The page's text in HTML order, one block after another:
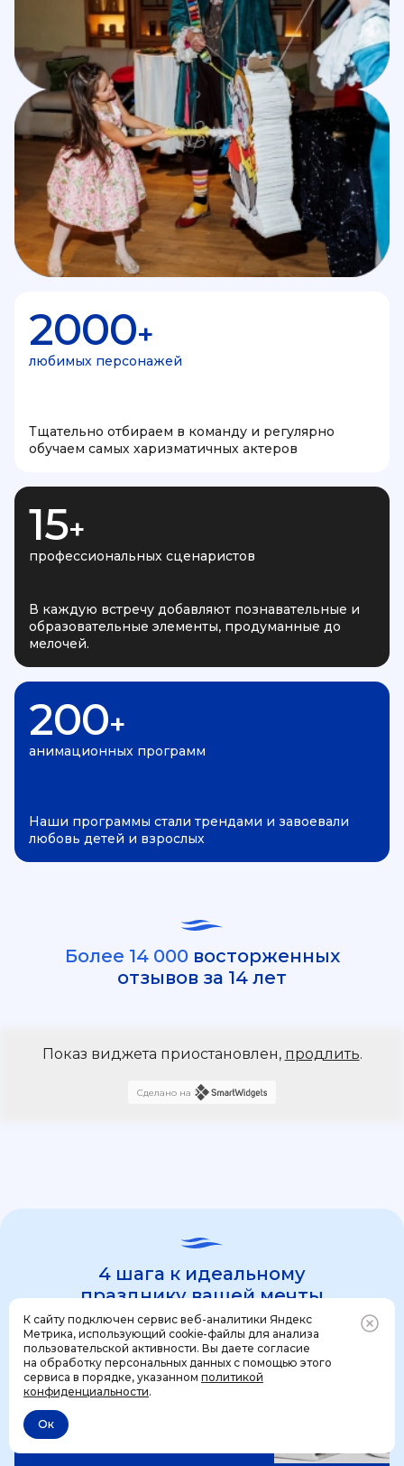
Позвонить+7 (499) 444-31-53
К сайту подключен сервис веб-аналитики Яндекс
Метрика, использующий cookie-файлы для анализа
пользовательской активности. Вы даете согласие
на обработку персональных данных с помощью этого
сервиса в порядке, указанном политикой
конфиденциальности.
Ок
2000+
любимых персонажей
Тщательно отбираем в команду и регулярно
обучаем самых харизматичных актеров
15+
профессиональных сценаристов
В каждую встречу добавляют познавательные и
образовательные элементы, продуманные до
мелочей.
200+
анимационных программ
Наши программы стали трендами и завоевали
любовь детей и взрослых
Более 14 000восторженных
отзывов за 14 лет
Показ виджета приостановлен, продлить.
Сделано на
4 шага к идеальному
празднику вашей мечты
1 шаг